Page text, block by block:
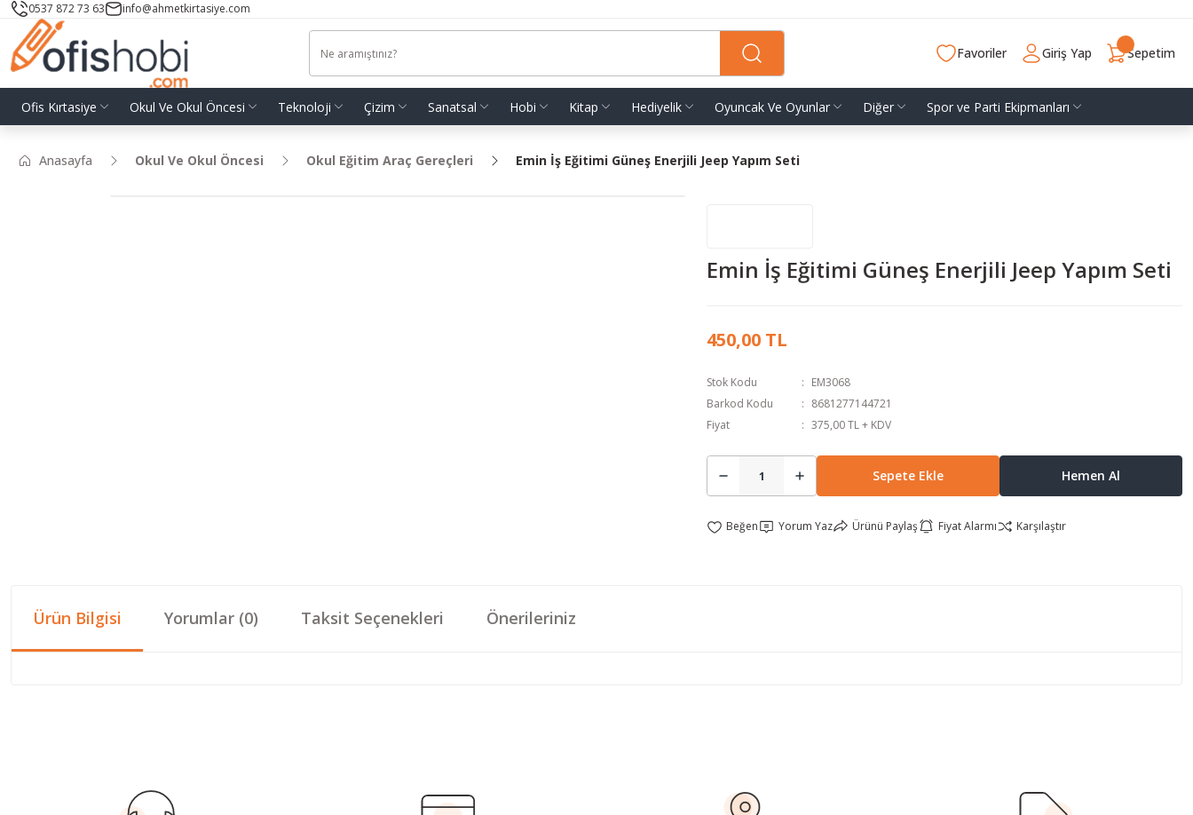
0537 872 73 63 info@ahmetkirtasiye.com
Favoriler Giriş Yap Sepetim
Ofis Kırtasiye Okul Ve Okul Öncesi Teknoloji Çizim Sanatsal Hobi Kitap Hediyelik Oyuncak Ve Oyunlar Diğer Spor ve Parti Ekipmanları
Anasayfa Okul Ve Okul Öncesi Okul Eğitim Araç Gereçleri Emin İş Eğitimi Güneş Enerjili Jeep Yapım Seti
Emin İş Eğitimi Güneş Enerjili Jeep Yapım Seti
450,00 TL
Stok Kodu
EM3068
Barkod Kodu
8681277144721
Fiyat
375,00 TL + KDV
Sepete Ekle Hemen Al
Yorum Yaz Ürünü Paylaş Fiyat Alarmı Karşılaştır
Ürün Bilgisi Yorumlar (0) Taksit Seçenekleri Önerileriniz
Ürün açıklamasında eksik bilgiler bulunuyor.